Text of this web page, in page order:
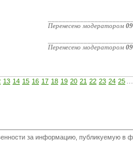
Перенесено модератором
Перенесено модератором
13 14 15 16 17 18 19 20 21 22 23 24 25
за информацию, публикуемую